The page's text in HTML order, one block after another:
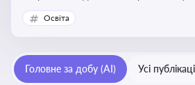
сфері фізичної культури та спорту,
оздоровлення населення,
потенціалу, соціального захисту та
реалізації державної політики у цій
Освіта
Головне за добу (AI) Усі